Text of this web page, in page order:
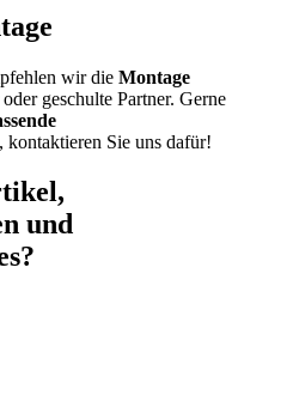
wir die Montage
geschulte Partner. Gerne
kontaktieren Sie uns dafür!
und